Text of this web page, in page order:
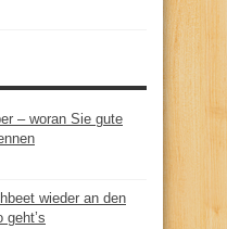
– woran Sie gute
wieder an den
geht’s